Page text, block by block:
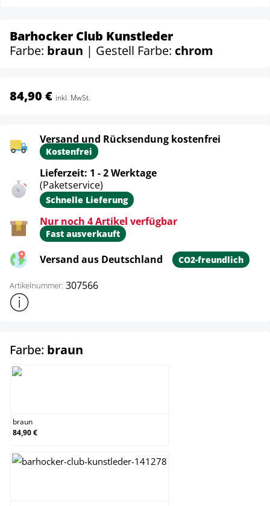
Barhocker Club Kunstleder
Farbe: braun | Gestell Farbe: chrom
84,90 € inkl. MwSt.
Versand und Rücksendung kostenfrei
Kostenfrei
Lieferzeit: 1 - 2 Werktage
(Paketservice)
Schnelle Lieferung
Nur noch 4 Artikel verfügbar
Fast ausverkauft
Versand aus Deutschland CO2-freundlich
Artikelnummer: 307566
Weitere Produktinformationen anzeigen
Farbe: braun
braun
84,90 €